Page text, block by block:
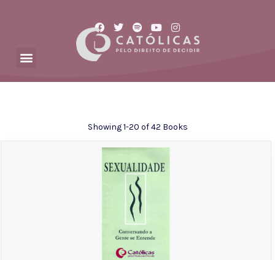
Showing1-20 of 42 Books